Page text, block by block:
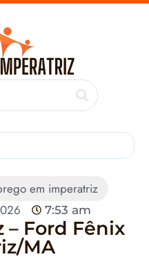
em imperatriz
7:53 am
Ford Fênix
MA